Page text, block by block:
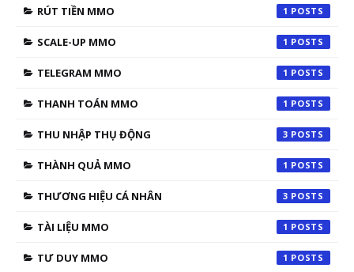
RÚT TIỀN MMO 1
SCALE-UP MMO 1
TELEGRAM MMO 1
THANH TOÁN MMO 1
THU NHẬP THỤ ĐỘNG 3
THÀNH QUẢ MMO 1
THƯƠNG HIỆU CÁ NHÂN 3
TÀI LIỆU MMO 1
TƯ DUY MMO 1